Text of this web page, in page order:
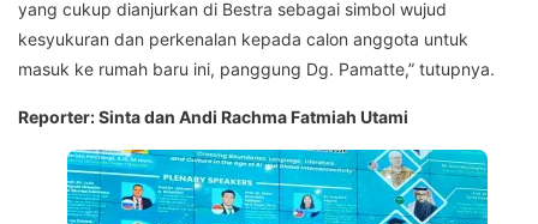
yang cukup dianjurkan di Bestra sebagai simbol wujud
kesyukuran dan perkenalan kepada calon anggota untuk
masuk ke rumah baru ini, panggung Dg. Pamatte,” tutupnya.
Reporter: Sinta dan Andi Rachma Fatmiah Utami